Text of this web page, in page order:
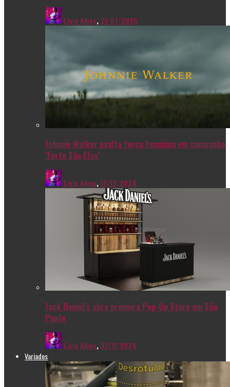
Livia Alves, 21/07/2025
Johnnie Walker exalta força feminina em campanha
‘Forte São Elas’
Livia Alves,17/12/2024
Jack Daniel’s abre primeira Pop-Up Store em São
Paulo
Livia Alves, 27/11/2024
Variados